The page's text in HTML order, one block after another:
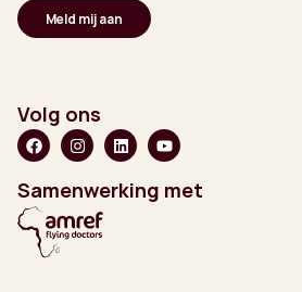
Volg ons
Samenwerking met